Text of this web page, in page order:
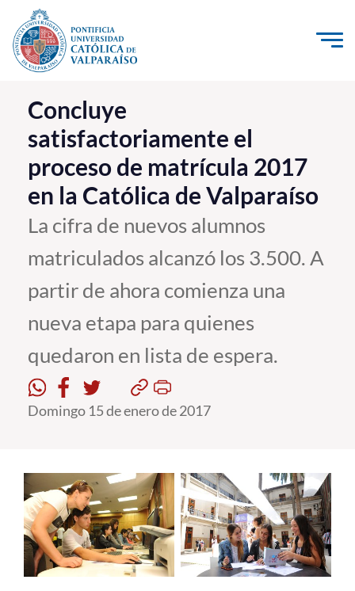
Click acá para ir directamente al contenido
La Universidad
Investigación, Creación e Innovación
PUCV Internacional
Vinculación con el Medio
Admisión
Pregrado
Formación Continua
Estudiantes
Alumni
English
Concluye
satisfactoriamente el
proceso de matrícula 2017
en la Católica de Valparaíso
La cifra de nuevos alumnos
matriculados alcanzó los 3.500. A
partir de ahora comienza una
nueva etapa para quienes
quedaron en lista de espera.
Domingo 15 de enero de 2017